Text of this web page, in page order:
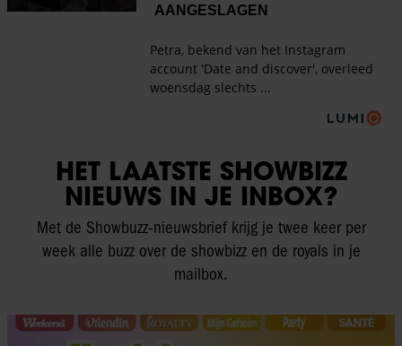
HET LAATSTE SHOWBIZZ
NIEUWS IN JE INBOX?
Met de Showbuzz-nieuwsbrief krijg je twee keer per
week alle buzz over de showbizz en de royals in je
mailbox.